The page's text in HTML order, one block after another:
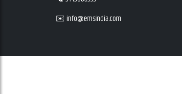
✉️ info@emsindia.com